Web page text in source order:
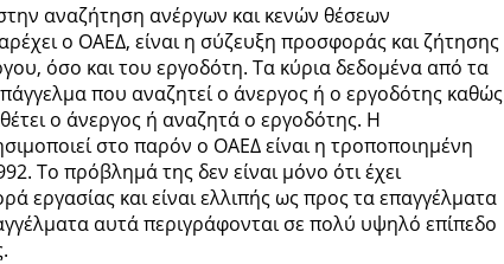
αναζήτηση ανέργων και κενών θέσεων
ο ΟΑΕΔ, είναι η σύζευξη προσφοράς και ζήτησης
όσο και του εργοδότη. Τα κύρια δεδομένα από τα
που αναζητεί ο άνεργος ή ο εργοδότης καθώς
ο άνεργος ή αναζητά ο εργοδότης. Η
στο παρόν ο ΟΑΕΔ είναι η τροποποιημένη
Το πρόβλημά της δεν είναι μόνο ότι έχει
εργασίας και είναι ελλιπής ως προς τα επαγγέλματα
αυτά περιγράφονται σε πολύ υψηλό επίπεδο